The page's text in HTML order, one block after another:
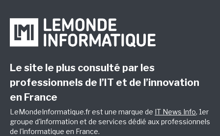
Le site le plus consulté par les
professionnels de l’IT et de l’innovation
en France
LeMondeInformatique.fr est une marque de IT News Info, 1er
groupe d'information et de services dédié aux professionnels
de l'informatique en France.